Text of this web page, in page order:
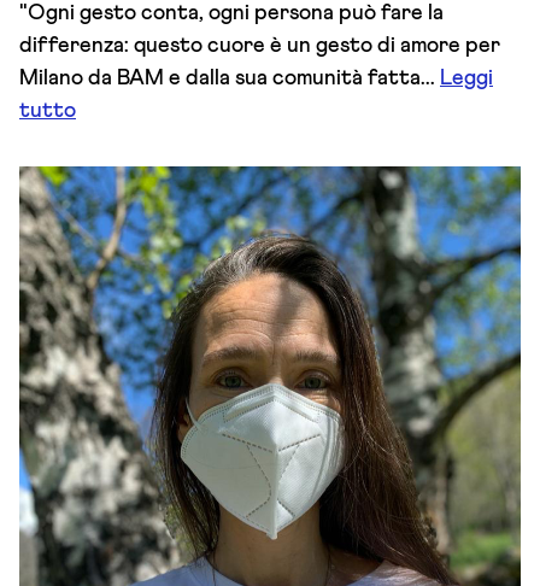
"Ogni gesto conta, ogni persona può fare la
differenza: questo cuore è un gesto di amore per
Milano da BAM e dalla sua comunità fatta... Leggi
tutto